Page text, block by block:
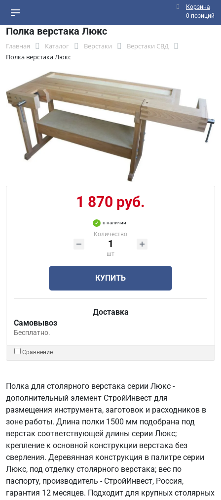
Корзина
0 позиций
Полка верстака Люкс
Главная Каталог Верстаки
Верстаки СВД
Полка верстака Люкс
1 870 руб.
в наличии
Количество
шт
КУПИТЬ
Доставка
Самовывоз
Бесплатно.
Сравнение
Полка для столярного верстака серии Люкс -
дополнительный элемент СтройИнвест для
размещения инструмента, заготовок и расходников в
зоне работы. Длина полки 1500 мм подобрана под
верстак соответствующей длины серии Люкс;
крепление к основной конструкции верстака без
сверления. Деревянная конструкция в палитре серии
Люкс, под отделку столярного верстака; вес по
паспорту, производитель - СтройИнвест, Россия,
гарантия 12 месяцев. Подходит для крупных столярных